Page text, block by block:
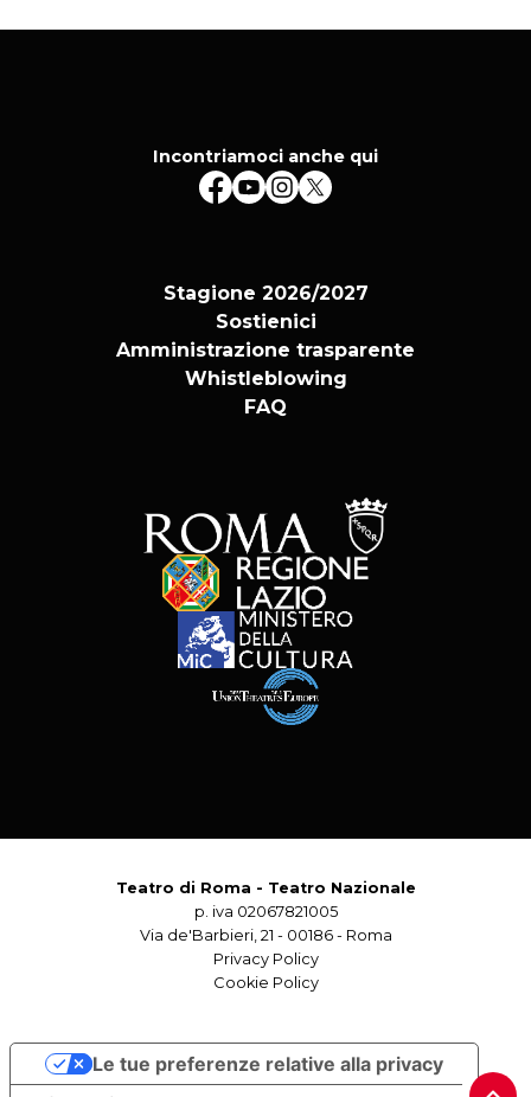
Incontriamoci anche qui
Stagione 2026/2027
Sostienici
Amministrazione trasparente
Whistleblowing
FAQ
Teatro di Roma - Teatro Nazionale
p. iva 02067821005
Via de'Barbieri, 21 - 00186 - Roma
Privacy Policy
Cookie Policy
Le tue preferenze relative alla privacy